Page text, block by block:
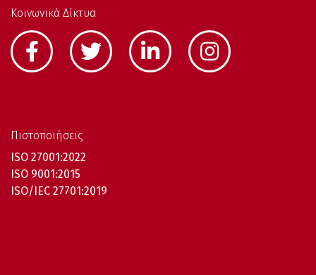
Κοινωνικά Δίκτυα
Πιστοποιήσεις
ISO 27001:2022
ISO 9001:2015
ISO/IEC 27701:2019